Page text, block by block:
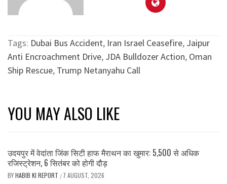
Tags: Dubai Bus Accident, Iran Israel Ceasefire, Jaipur
Anti Encroachment Drive, JDA Bulldozer Action, Oman
Ship Rescue, Trump Netanyahu Call
YOU MAY ALSO LIKE
उदयपुर में वेदांता जिंक सिटी हाफ मैराथन का खुमार: 5,500 से अधिक
रजिस्ट्रेशन, 6 सितंबर को होगी दौड़
BYHABIB KI REPORT / 7 AUGUST, 2026